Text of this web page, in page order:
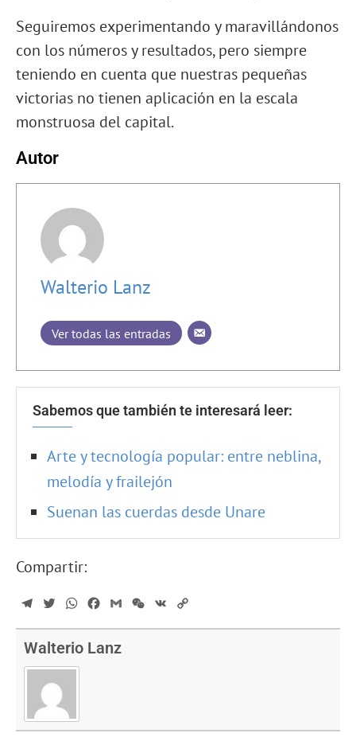
Seguiremos experimentando y maravillándonos
con los números y resultados, pero siempre
teniendo en cuenta que nuestras pequeñas
victorias no tienen aplicación en la escala
monstruosa del capital.
Autor
Walterio Lanz
Ver todas las entradas
Sabemos que también te interesará leer:
Arte y tecnología popular: entre neblina,
melodía y frailejón
Suenan las cuerdas desde Unare
Compartir:
TelegramTwitterWhatsApp
Facebook
GmailWeChat
VK
Walterio Lanz